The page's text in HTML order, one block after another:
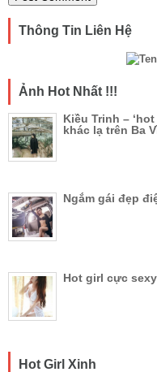
Thông Tin Liên Hệ
Ảnh Hot Nhất !!!
Kiều Trinh –
khác lạ trên Ba
Ngắm gái đẹp
Hot girl cực
Hot Girl Xinh